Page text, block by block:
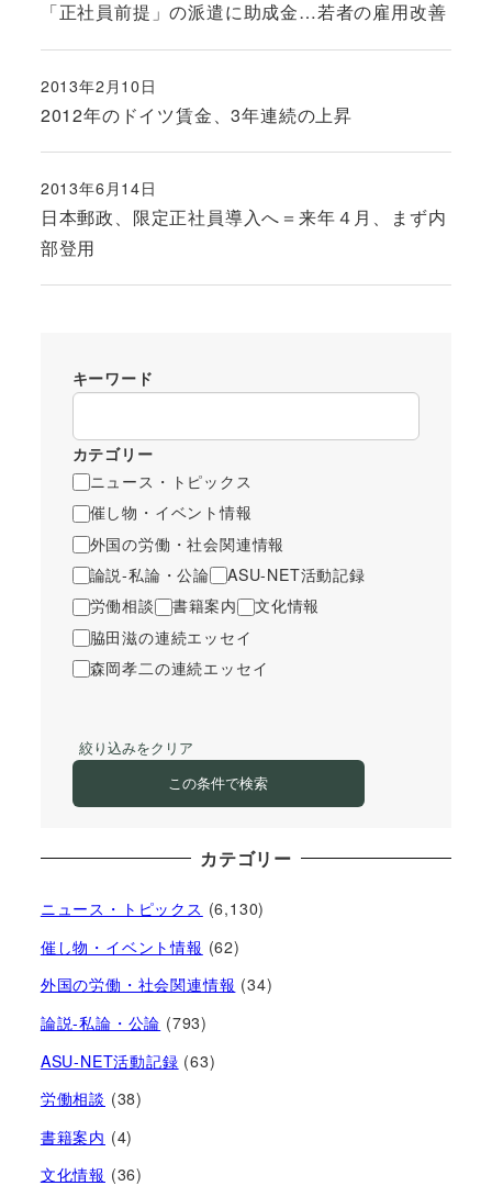
「正社員前提」の派遣に助成金…若者の雇用改善
2012年のドイツ賃金、3年連続の上昇
投稿日
2013年2月10日
日本郵政、限定正社員導入へ＝来年４月、まず内
部登用
投稿日
2013年6月14日
キーワード
カテゴリー
ニュース・トピックス
催し物・イベント情報
外国の労働・社会関連情報
論説-私論・公論
ASU-NET活動記録
労働相談
書籍案内
文化情報
脇田滋の連続エッセイ
森岡孝二の連続エッセイ
絞り込みをクリア
この条件で検索
カテゴリー
ニュース・トピックス (6,130)
催し物・イベント情報 (62)
外国の労働・社会関連情報 (34)
論説-私論・公論 (793)
ASU-NET活動記録 (63)
労働相談 (38)
書籍案内 (4)
文化情報 (36)